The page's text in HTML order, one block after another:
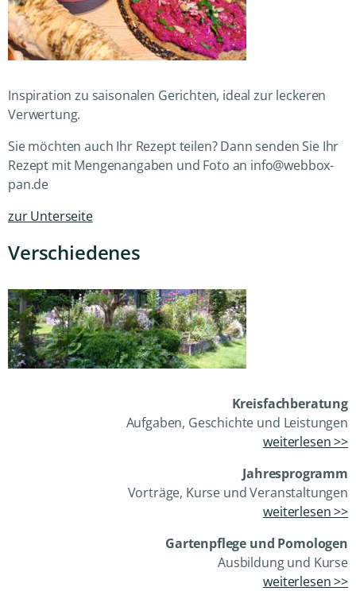
Inspiration zu saisonalen Gerichten, ideal zur leckeren
Verwertung.
Sie möchten auch Ihr Rezept teilen? Dann senden Sie Ihr
Rezept mit Mengenangaben und Foto an info@webbox-
pan.de
zur Unterseite
Verschiedenes
Kreisfachberatung
Aufgaben, Geschichte und Leistungen
weiterlesen >>
Jahresprogramm
Vorträge, Kurse und Veranstaltungen
weiterlesen >>
Gartenpflege und Pomologen
Ausbildung und Kurse
weiterlesen >>